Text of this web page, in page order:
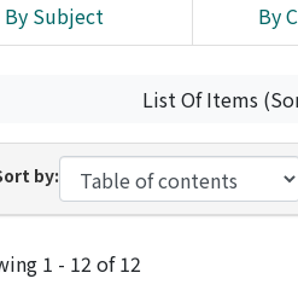
By Subject By
List Of Items
by:
Submissions
1 - 12 of 12